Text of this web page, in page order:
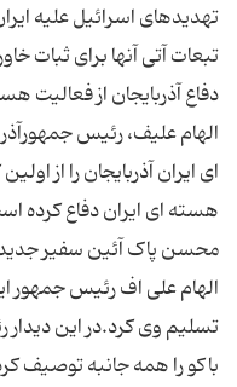
تهدیدهای اسرائیل علیه
الهام علیف، رئیس
ای ایران آذربایجان را از
محسن پاک آئین سفیر جدید
الهام علی اف رئیس جمهور
تسلیم وی کرد.در این دیدار
باکو را همه جانبه توصیف